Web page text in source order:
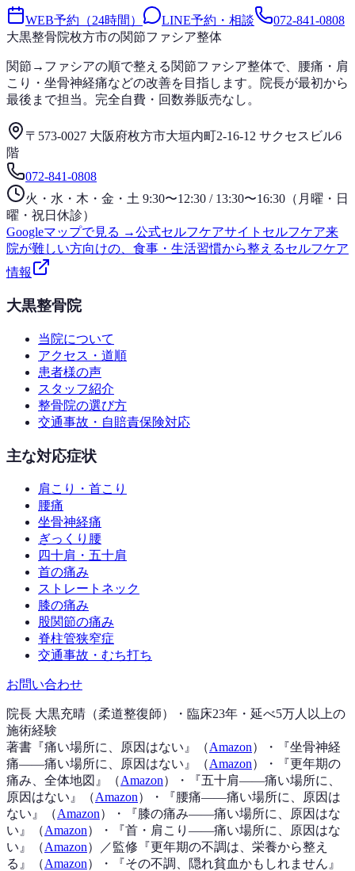
WEB予約（24時間） LINE予約・相談
072-841-0808
大黒整骨院枚方市の関節ファシア整体
関節→ファシアの順で整える関節ファシア整体で、腰痛・肩
こり・坐骨神経痛などの改善を目指します。院長が最初から
最後まで担当。完全自費・回数券販売なし。
〒573-0027 大阪府枚方市大垣内町2-16-12 サクセスビル6
階
072-841-0808
火・水・木・金・土 9:30〜12:30 / 13:30〜16:30（月曜・日
曜・祝日休診）
Googleマップで見る →公式セルフケアサイト セルフケア来
院が難しい方向けの、食事・生活習慣から整えるセルフケア
情報
大黒整骨院
当院について
アクセス・道順
患者様の声
スタッフ紹介
整骨院の選び方
交通事故・自賠責保険対応
主な対応症状
肩こり・首こり
腰痛
坐骨神経痛
ぎっくり腰
四十肩・五十肩
首の痛み
ストレートネック
膝の痛み
股関節の痛み
脊柱管狭窄症
交通事故・むち打ち
お問い合わせ
院長 大黒充晴（柔道整復師）・臨床23年・延べ5万人以上の
施術経験
著書『痛い場所に、原因はない 』（Amazon） ・『坐骨神経
痛——痛い場所に、原因はない 』（Amazon） ・『更年期の
痛み、全体地図 』（Amazon） ・『五十肩——痛い場所に、
原因はない 』（Amazon） ・『腰痛——痛い場所に、原因は
ない 』（Amazon） ・『膝の痛み——痛い場所に、原因はな
い 』（Amazon） ・『首・肩こり——痛い場所に、原因はな
い 』（Amazon） ／監修『更年期の不調は、栄養から整え
る 』（Amazon） ・『その不調、隠れ貧血かもしれません 』